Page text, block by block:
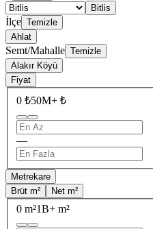
Bitlis
İlçe Temizle
Ahlat
Semt/Mahalle Temizle
Alakır Köyü
Fiyat
0 ₺50M+ ₺
—
Metrekare
Brüt m²
Net m²
0 m²1B+ m²